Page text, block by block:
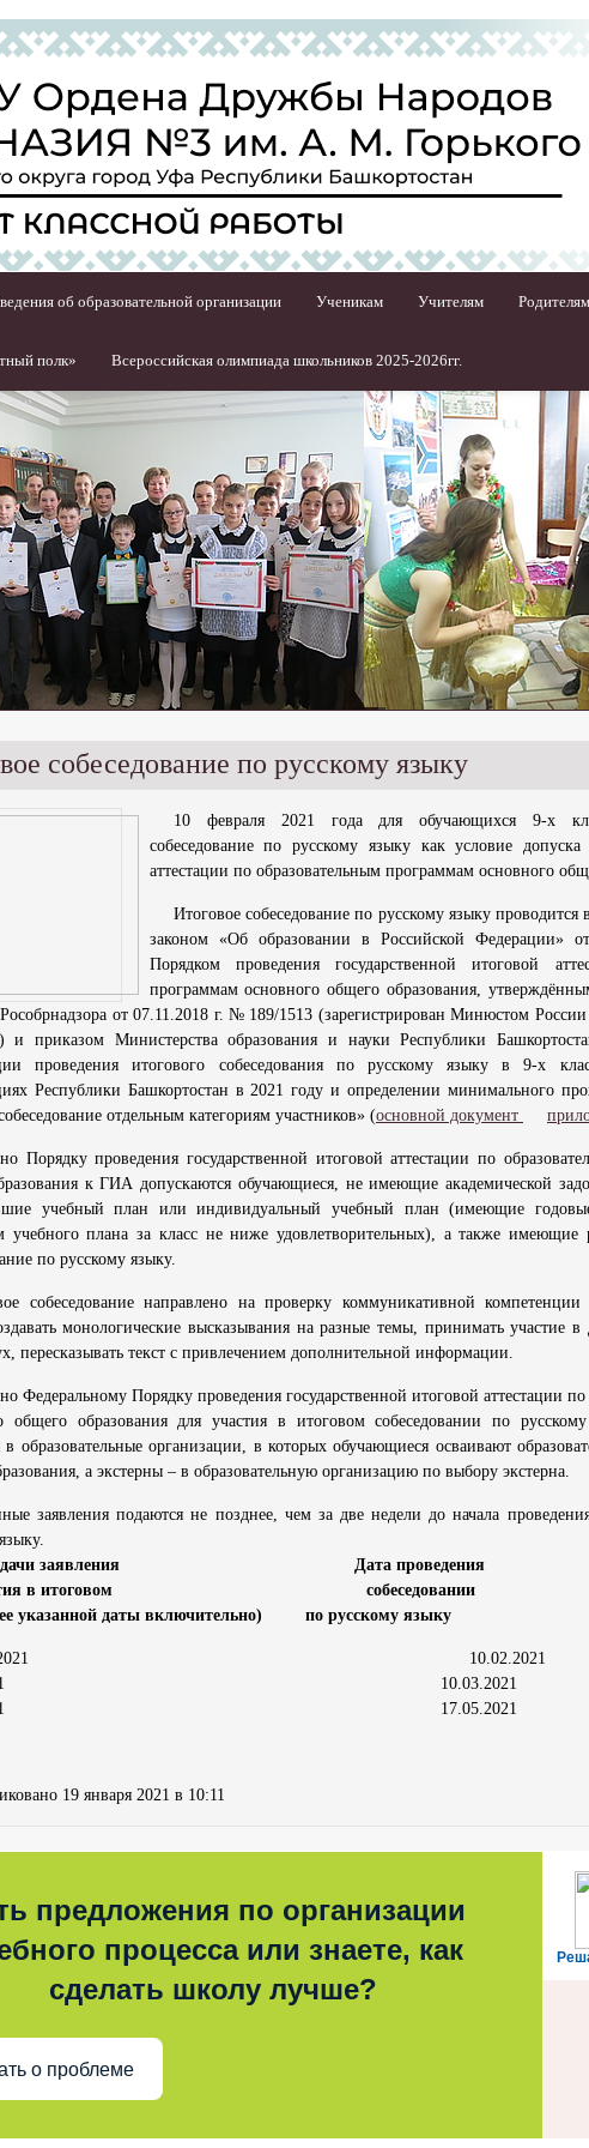
об образовательной организации Ученикам Учителям Родителям
полк» Всероссийская олимпиада школьников 2025-2026гг.
собеседование по русскому языку
10 февраля 2021 года для обучающихся 9-х
собеседование по русскому языку как условие допуска
аттестации по образовательным программам основного
Итоговое собеседование по русскому языку
законом «Об образовании в Российской
Порядком проведения государственной итоговой
программам основного общего образования,
от 07.11.2018 г. № 189/1513 (зарегистрирован Минюстом
и приказом Министерства образования и науки Республики
проведения итогового собеседования по русскому языку в 9-х
Республики Башкортостан в 2021 году и определении минимального
отдельным категориям участников» (основной документ
Порядку проведения государственной итоговой аттестации по
к ГИА допускаются обучающиеся, не имеющие академической
учебный план или индивидуальный учебный план (имеющие
учебного плана за класс не ниже удовлетворительных), а также имеющие
по русскому языку.
собеседование направлено на проверку коммуникативной
монологические высказывания на разные темы, принимать участие в
пересказывать текст с привлечением дополнительной информации.
Федеральному Порядку проведения государственной итоговой аттестации
общего образования для участия в итоговом собеседовании по
в образовательные организации, в которых обучающиеся осваивают
а экстерны – в образовательную организацию по выбору экстерна.
заявления подаются не позднее, чем за две недели до начала
подачи заявления Дата проведения
в итоговом собеседовании
указанной даты включительно) по русскому языку
10.02.2021
10.03.2021
17.05.2021
19 января 2021 в 10:11
предложения по организации
процесса или знаете, как
сделать школу лучше?
о проблеме